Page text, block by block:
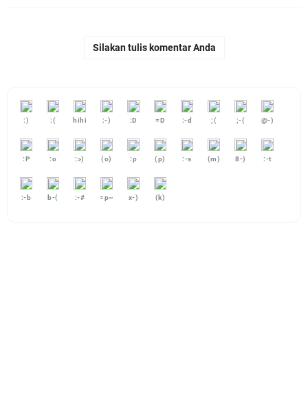
Silakan tulis komentar Anda
:) :( hihi :-) :D =D :-d ;( ;-( @-)
:P :o :>) (o) :p (p) :-s (m) 8-) :-t
:-b b-( :-# =p~ x-) (k)